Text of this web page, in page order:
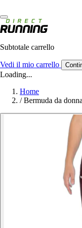
Subtotale carrello
Vedi il mio carrello
Loading...
Home
/ Bermuda da